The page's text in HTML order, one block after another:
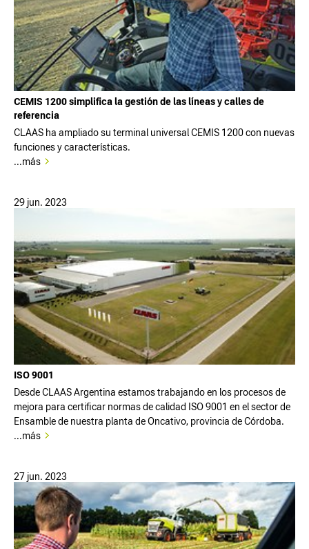
CEMIS 1200 simplifica la gestión de las líneas y calles de
referencia
CLAAS ha ampliado su terminal universal CEMIS 1200 con nuevas
funciones y características.
...más
29 jun. 2023
ISO 9001
Desde CLAAS Argentina estamos trabajando en los procesos de
mejora para certificar normas de calidad ISO 9001 en el sector de
Ensamble de nuestra planta de Oncativo, provincia de Córdoba.
...más
27 jun. 2023